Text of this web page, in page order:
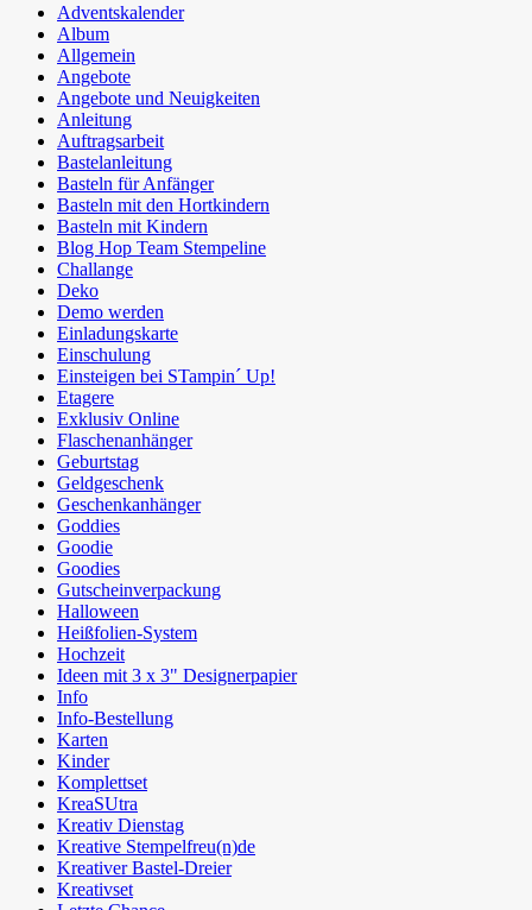
Adventskalender
Album
Allgemein
Angebote
Angebote und Neuigkeiten
Anleitung
Auftragsarbeit
Bastelanleitung
Basteln für Anfänger
Basteln mit den Hortkindern
Basteln mit Kindern
Blog Hop Team Stempeline
Challange
Deko
Demo werden
Einladungskarte
Einschulung
Einsteigen bei STampin´ Up!
Etagere
Exklusiv Online
Flaschenanhänger
Geburtstag
Geldgeschenk
Geschenkanhänger
Goddies
Goodie
Goodies
Gutscheinverpackung
Halloween
Heißfolien-System
Hochzeit
Ideen mit 3 x 3" Designerpapier
Info
Info-Bestellung
Karten
Kinder
Komplettset
KreaSUtra
Kreativ Dienstag
Kreative Stempelfreu(n)de
Kreativer Bastel-Dreier
Kreativset